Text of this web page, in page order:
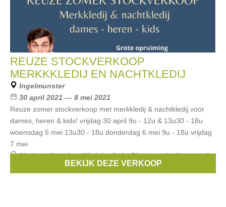
REUZE STOCKVERKOOP
MERKKKLEDIJ EN NACHTKLEDIJ
Ingelmunster
30 april 2021 --- 8 mei 2021
Reuze zomer stockverkoop met merkkledij & nachtkledij voor
dames, heren & kids! vrijdag 30 april 9u - 12u & 13u30 - 18u
woensdag 5 mei 13u30 - 18u donderdag 6 mei 9u - 18u vrijdag
7 mei
Merken:Noppies,Wiplala,Only,Riverwoods,Vanguard,
BEKIJK DEZE VERKOOP